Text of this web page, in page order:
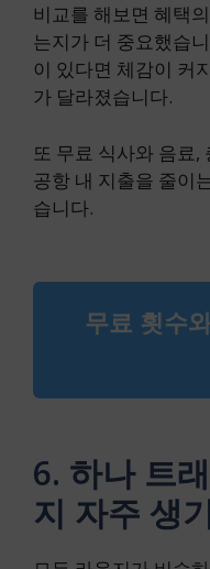
비교를 해보면 혜택
는지가 더 중요했습
이 있다면 체감이 커
가 달라졌습니다.
또 무료 식사와 음료,
공항 내 지출을 줄이
습니다.
무료 횟수
6. 하나 트
지 자주 생